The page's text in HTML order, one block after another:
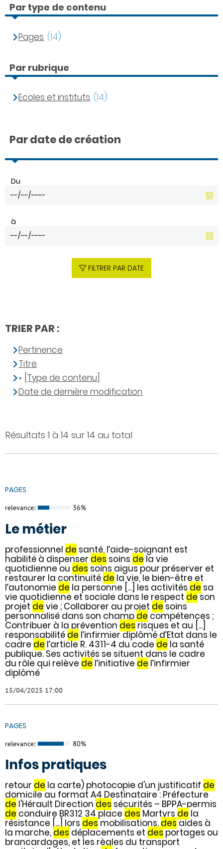
Résultats 1 à 14 sur 14 au total
PAGES
relevance: 36%
Le métier
professionnel de santé, l’aide-soignant est
habilité à dispenser des soins de la vie
quotidienne ou des soins aigus pour préserver et
restaurer la continuité de la vie, le bien-être et
l’autonomie de la personne [...] les activités de sa
vie quotidienne et sociale dans le respect deson
projet de vie ; Collaborer au projet desoins
personnalisé dans son champ de compétences ;
Contribuer à la prévention desrisques et au [...]
responsabilité de l’infirmier diplômé d’Etat dans le
cadre de l’article R. 4311-4 du code de la santé
publique. Ses activités se situent dans le cadre
du rôle qui relève de l’initiative de l’infirmier
diplômé
15/04/2025 17:00
PAGES
relevance: 80%
Infos pratiques
retour de la carte) photocopie d'un justificatif de
domicile au format A4 Destinataire : Préfecture
de l'Hérault Direction des sécurités – BPPA-permis
de conduire BR312 34 place des Martyrs de la
résistance [...] lors desmobilisations, desaides à
la marche, des déplacements et desportages ou
brancardages, et les règles du transport
Par type de contenu
Pages (14)
Par rubrique
Ecoles et instituts (14)
Par date de création
Du
à
FILTRER PAR DATE
TRIER PAR :
Pertinence
Titre
[Type de contenu]
Date de dernière modification